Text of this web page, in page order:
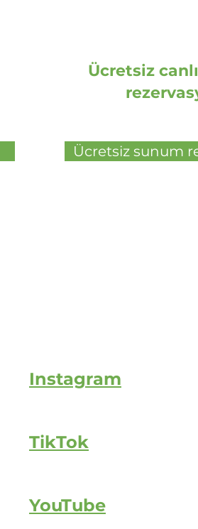
Ücretsiz
Ücretsiz sunum
Instagram
TikTok
YouTube